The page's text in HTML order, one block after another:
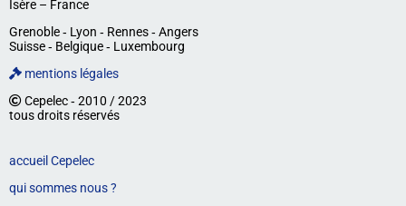
Isère – France
Grenoble ‐ Lyon ‐ Rennes ‐ Angers
Suisse ‐ Belgique ‐ Luxembourg
mentions légales
Cepelec ‐ 2010 / 2023
tous droits réservés
accueil Cepelec
qui sommes nous ?